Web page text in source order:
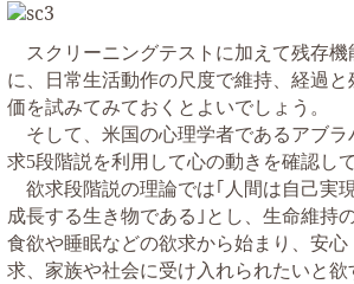
スクリーニングテストに加えて残存
に、日常生活動作の尺度で維持、経過
価を試みてみておくとよいでしょう。
そして、米国の心理学者であるアブ
求5段階説を利用して心の動きを確認して
欲求段階説の理論では｢人間は自己実
成長する生き物である｣とし、生命維持
食欲や睡眠などの欲求から始まり、安
求、家族や社会に受け入れられたいと